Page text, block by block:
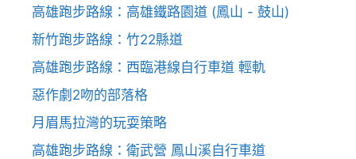
高雄跑步路線：高雄鐵路園道 (鳳山 - 鼓山)
新竹跑步路線：竹22縣道
高雄跑步路線：西臨港線自行車道 輕軌
惡作劇2吻的部落格
月眉馬拉灣的玩耍策略
高雄跑步路線：衛武營 鳳山溪自行車道